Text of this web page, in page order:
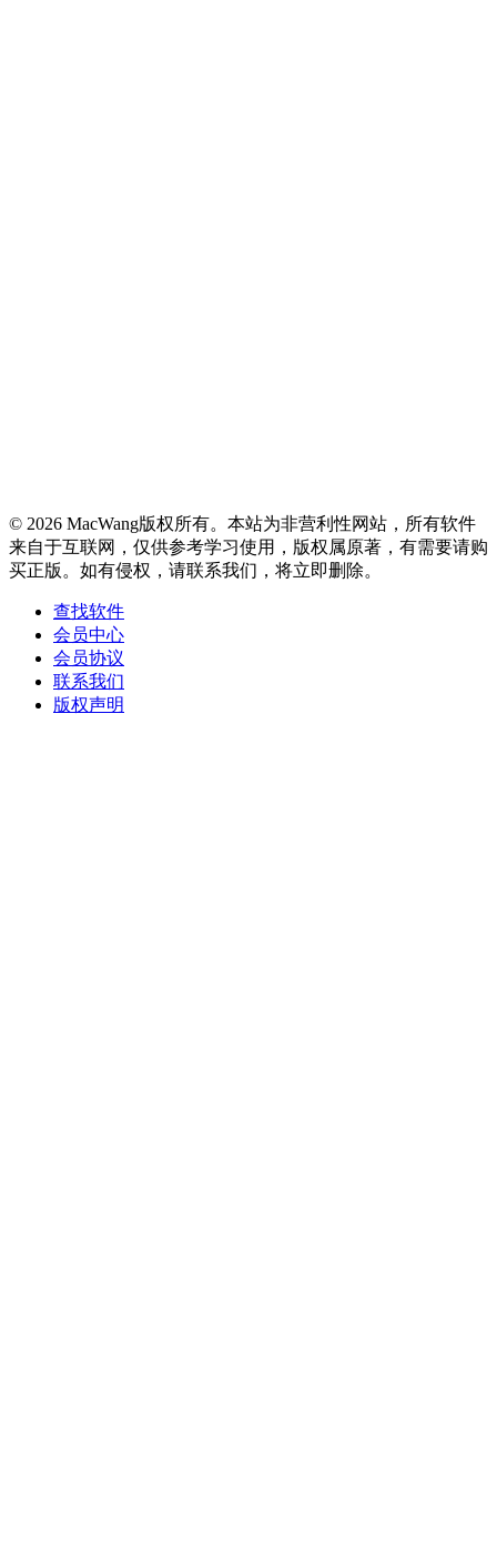
© 2026 MacWang版权所有。本站为非营利性网站，所有软件
来自于互联网，仅供参考学习使用，版权属原著，有需要请购
买正版。如有侵权，请联系我们，将立即删除。
查找软件
会员中心
会员协议
联系我们
版权声明